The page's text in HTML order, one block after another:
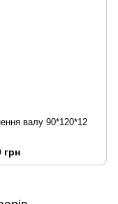
валу 90*120*12
грн